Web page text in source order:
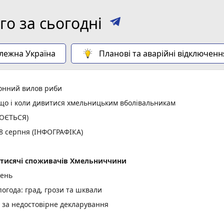
за сьогодні
Україна Планові та аварійні
вилов риби
і коли дивитися хмельницьким вболівальникам
серпня (ІНФОГРАФІКА)
споживачів Хмельниччини
град, грози та шквали
недостовірне декларування